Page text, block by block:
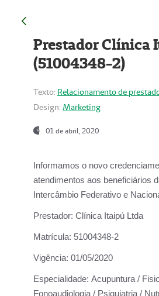
Prestador Clínica
(51004348-2)
Texto: Relacionamento de
Design: Marketing
01 de abril, 2020
Informamos o novo
atendimentos aos beneficiários
Intercâmbio Federativo e
Prestador: Clínica Itaipú Ltda
Matrícula: 51004348-2
Vigência: 01/05/2020
Especialidade: Acupuntura /
Fonoaudiologia / Psiquiatria /